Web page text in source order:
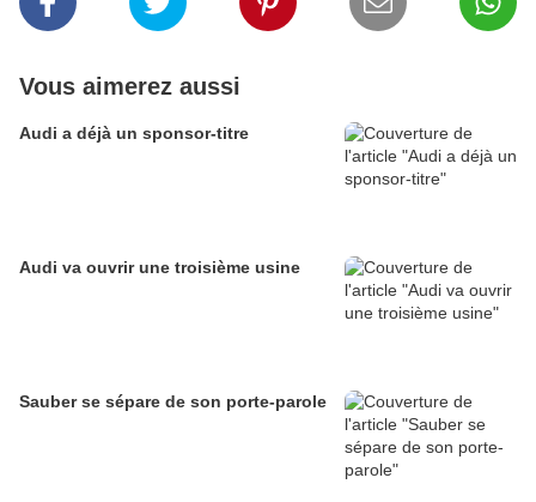
Vous aimerez aussi
Audi a déjà un sponsor-titre
Audi va ouvrir une troisième usine
Sauber se sépare de son porte-parole